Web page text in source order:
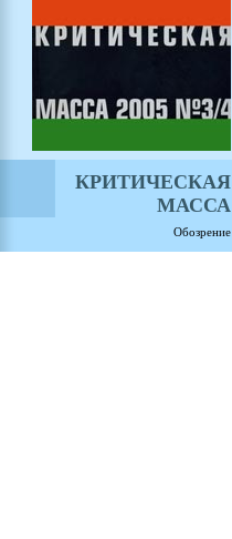
КРИТИЧЕСКАЯ
МАССА
Обозрение